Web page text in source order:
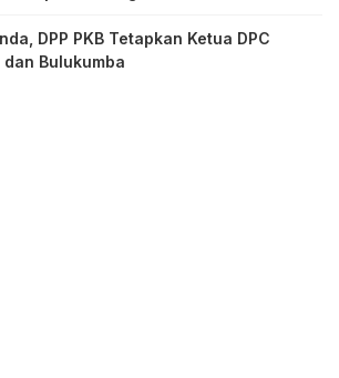
DPP PKB Tetapkan Ketua DPC
Bulukumba